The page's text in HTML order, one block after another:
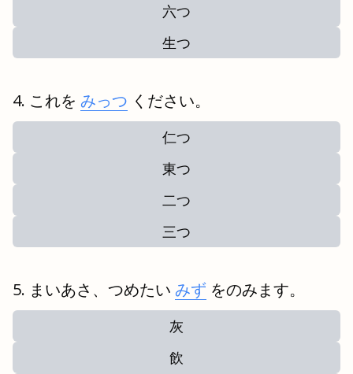
六つ
生つ
これを みっつ ください。
仁つ
東つ
二つ
三つ
まいあさ、つめたい みず をのみます。
灰
飲